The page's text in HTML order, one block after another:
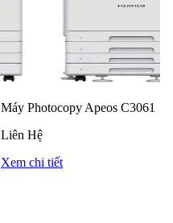
Máy Photocopy Apeos C3061
Liên Hệ
Xem chi tiết